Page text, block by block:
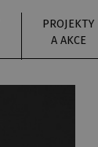
PROJEKTY
A AKCE